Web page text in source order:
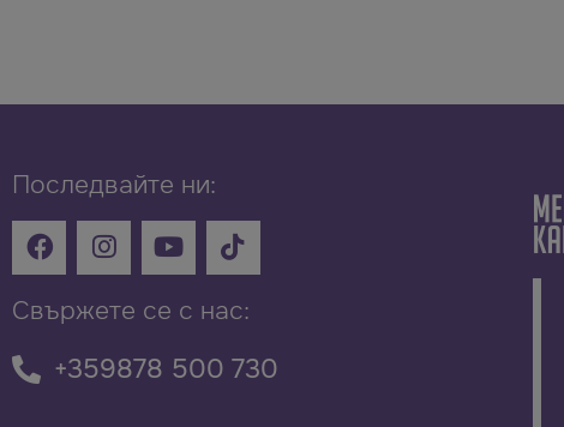
Последвайте ни:
Свържете се с нас:
+359878 500 730